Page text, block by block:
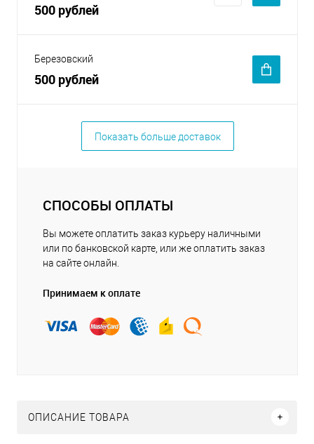
500 рублей
Березовский
500 рублей
Показать больше доставок
СПОСОБЫ ОПЛАТЫ
Вы можете оплатить заказ курьеру наличными
или по банковской карте, или же оплатить заказ
на сайте онлайн.
Принимаем к оплате
ОПИСАНИЕ ТОВАРА